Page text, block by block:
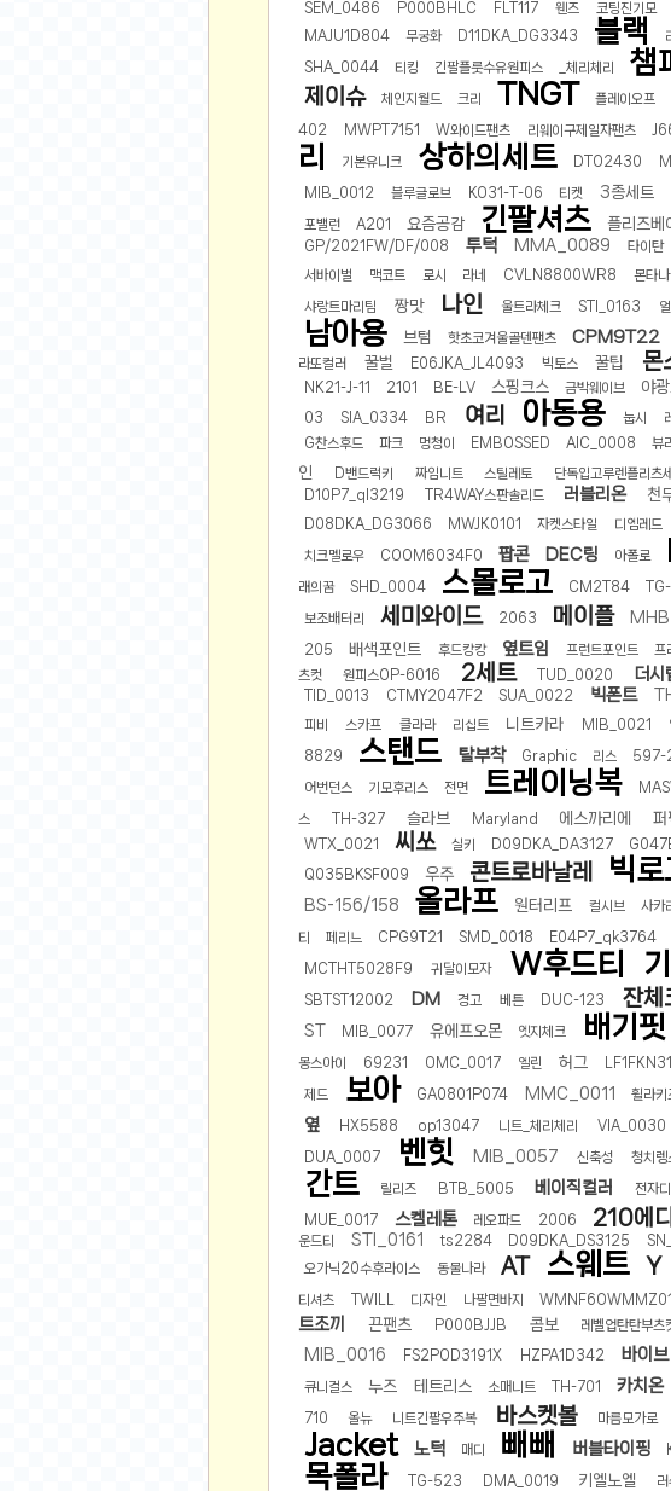
스티커 환전소
익명 게시판
고민 게시판
결정 장애
정치 토론
일기장
베스트 유머
유머 게시판
연예인
해외 가수
해외 배우
네일아트
다이어트
SEM_0486 P000BHLC FLT117 웬즈 코팅진기모
MAJU1D804
무궁화 D11DKA_DG3343 블랙
SHA_0044 티킹 긴팔플룻수유원피스 _체리체리 챔
제이슈 체인지월드 크리 TNGT 플레이오프
402 MWPT7151 W와이드팬츠 리웨이구제일자팬츠
리
기본유니크 상하의세트 DTO2430
MIB_0012 블루글로브 KO31-T-06 티켓 3종세트
포밸런 A201 요즘공감 긴팔셔츠 플리즈베
GP/2021FW/DF/008
투턱 MMA_0089 타이탄
서바이벌
맥코트 로시 라네 CVLN8800WR8 몬타나
샤랑트마리팀 짱맛 나인 울트라체크 STI_0163
남아용
브텀 핫초코겨울골덴팬츠 CPM9T22
라또컬러
꿀벌 E06JKA_JL4093 빅토스 꿀팁 몬
NK21-J-11 2101 BE-LV 스핑크스 금박웨이브 야
03 SIA_0334 BR 여리 아동용 눕시
G찬스후드
파크 멍청이 EMBOSSED AIC_0008 뷰
인
D밴드럭키 짜임니트 스틸레토 단독입고루렌플리츠
D10P7_ql3219
TR4WAY스판솔리드 러블리온 천
D08DKA_DG3066
MWJK0101 자켓스타일 디엠레드
치크멜로우 COOM6034F0 팝콘 DEC링 아폴로
래의꿈 SHD_0004 스몰로고 CM2T84
보조배터리 세미와이드 2063 메이플
205 배색포인트 후드캉캉 옆트임 프런트포인트 프
츠컷
원피스OP-6016 2세트 TUD_0020 더시
TID_0013
CTMY2047F2 SUA_0022 빅폰트
피비
스카프 클라라 리십트 니트카라 MIB_0021
8829 스탠드 탈부착 Graphic 리스 597-
어번던스 기모후리스 전면 트레이닝복
스 TH-327 슬라브 Maryland 에스까리에 퍼
WTX_0021 씨쏘 실키 D09DKA_DA3127
Q035BKSF009 우주 콘트로바날레 빅로
BS-156/158 올라프 원터리프 컬시브 사카
티 페리느 CPG9T21 SMD_0018 E04P7_qk3764
MCTHT5028F9 귀달이모자 W후드티
SBTST12002 DM 경고 베튼 DUC-123 잔체
ST MIB_0077 유에프오몬 엣지체크 배기핏
몽스아이 69231 OMC_0017 엘린 허그
제드 보아 GA0801P074 MMC_0011 휠라키
옆 HX5588 op13047 니트_체리체리 VIA_0030
DUA_0007 벤힛 MIB_0057 신축성 청치렝
간트 릴리즈 BTB_5005 베이직컬러 전자
MUE_0017 스켈레톤 레오파드 2006 210에
운드티
STI_0161 ts2284 D09DKA_DS3125
오가닉20수후라이스
동물나라 AT 스웨트 Y
티셔츠 TWILL 디자인 나팔면바지 WMNF6OWMMZ01
트조끼
끈팬츠 P000BJJB 콤보 레벨업탄탄부츠
MIB_0016 FS2POD3191X HZPA1D342 바이브
큐니걸스 누즈 테트리스 소매니트 TH-701 카치온
710 올뉴 니트긴팔우주복 바스켓볼 마름모가로
Jacket 노턱 매디 빼빼 버블타이핑
목폴라 TG-523 DMA_0019 키엘노엘 러